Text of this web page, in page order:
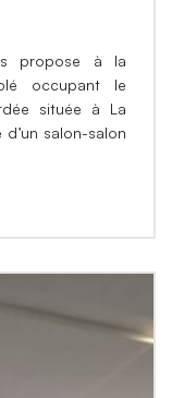
propose à la
occupant le
située à La
salon-salon